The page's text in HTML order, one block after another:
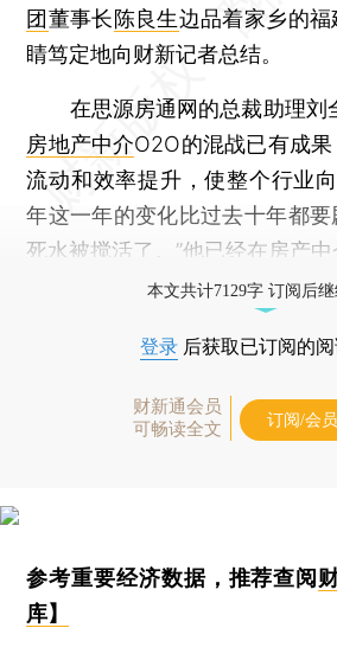
团董事长陈良生边品着家乡的
睛笃定地向财新记者总结。
在思源房通网的总裁助理刘
房地产中介O2O的混战已有成
流动和效率提升，使整个行业
年这一年的变化比过去十年都
死水被搅活了。”他已经在房产中
本文共计7129字 订阅后
登录 后获取已订阅的
财新通会员
可畅读全文
订阅/会
参考重要经济数据，推荐查阅
库】